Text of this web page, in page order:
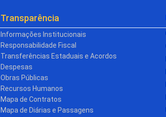
Transparência
Informações Institucionais
Responsabilidade Fiscal
Transferências Estaduais e Acordos
Despesas
Obras Públicas
Recursos Humanos
Mapa de Contratos
Mapa de Diárias e Passagens